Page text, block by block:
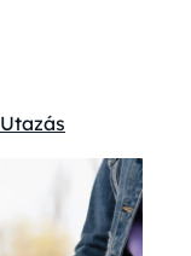
Utazás